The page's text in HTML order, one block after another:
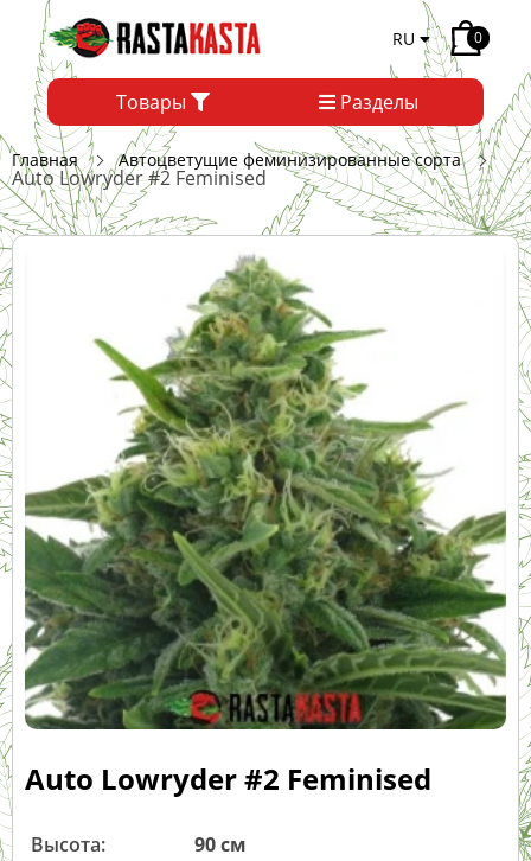
RU 0
Товары Разделы
Главная Автоцветущие феминизированные сорта
Auto Lowryder #2 Feminised
Auto Lowryder #2 Feminised
Высота:
90 см